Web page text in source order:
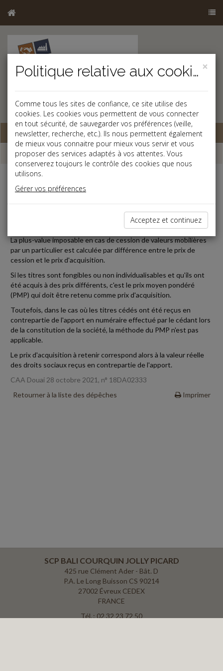
Base documentaire
Dépêches
Fiscal TPE
Date: 2021-11-24
CALCUL D'UNE PLUS-VALUE DE CESSION DE TITRES
La plus-value imposable en cas de cession de valeurs mobilières
par un particulier est calculée par différence entre le prix de
cession et le prix d'acquisition.
Si les titres sont fongibles ou non individualisables et qu'ils ont
été acquis à des prix différents, c'est le prix moyen pondéré
(PMP) qui doit être retenu comme prix d'acquisition.
Toutefois, dans le cas où les titres cédés ont été reçus en
contrepartie de l'apport en numéraire effectué par le cédant lors
de la constitution de la société, la méthode du PMP n'est pas
applicable.
Le prix d'acquisition à retenir correspond alors à la valeur réelle
des droits sociaux reçus en contrepartie de l'apport.
CAA Douai 28 octobre 2021, n° 18DA02333
Retourner à la liste des dépêches
Imprimer
SCP BALI COURQUIN JOLLY PICARD
425 rue Clément Ader - Bât. D
P.A. Le Long Buisson CS 90214
27002 Évreux CEDEX
FRANCE
Tél. : 02 32 23 72 50
×
Politique relative aux cookies
Comme tous les sites de confiance, ce site utilise des
cookies. Les cookies vous permettent de vous connecter
en tout sécurité, de sauvegarder vos préférences (veille,
newsletter, recherche, etc.). Ils nous permettent également
de mieux vous connaitre pour mieux vous servir et vous
proposer des services adaptés à vos attentes. Vous
conserverez toujours le contrôle des cookies que nous
utilisons.
Gérer vos préférences
Acceptez et continuez